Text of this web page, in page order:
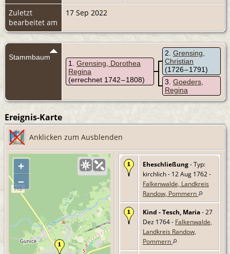
Zuletzt
bearbeitet am
17 Sep 2022
Stammbaum
1
Grensing, Dorothea
Regina
(errechnet 1742 – 1808)
2 Grensing,
Christian
(1726 – 1791)
3 Goeders,
Regina
Ereignis-Karte
Anklicken zum Ausblenden
+
–
Eheschließung- Typ:
kirchlich - 12 Aug 1762 -
Falkenwalde, Landkreis
Randow, Pommern
Kind - Tesch, Maria- 27
Dez 1764 - Falkenwalde,
Landkreis Randow,
Pommern